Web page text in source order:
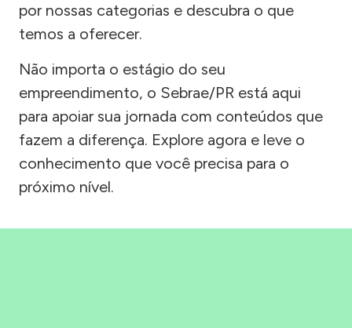
por nossas categorias e descubra o que
temos a oferecer.
Não importa o estágio do seu
empreendimento, o Sebrae/PR está aqui
para apoiar sua jornada com conteúdos que
fazem a diferença. Explore agora e leve o
conhecimento que você precisa para o
próximo nível.